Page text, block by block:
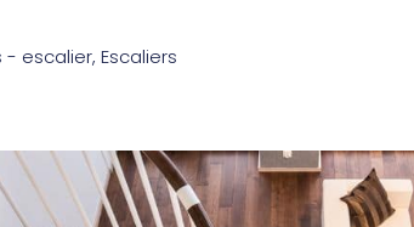
- escalier, Escaliers